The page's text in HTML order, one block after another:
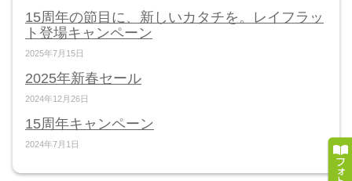
15周年の節目に、新しいカタチを。レイフラッ
ト登場キャンペーン
2025年7月15日
2025年新春セール
2024年12月26日
15周年キャンペーン
2024年7月1日